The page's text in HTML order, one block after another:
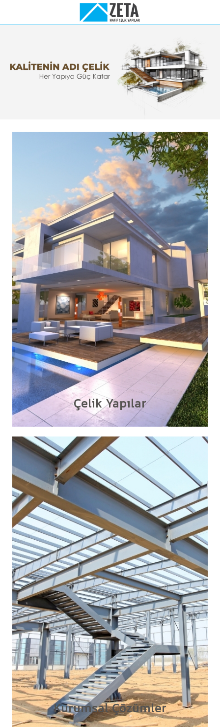
Çelik Yapılar
Kurumsal Çözümler